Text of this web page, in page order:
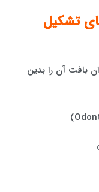
تشکیل
بافت آن را بدین